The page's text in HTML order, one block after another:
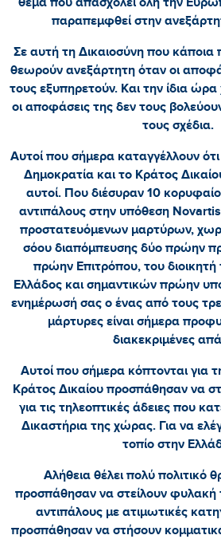
παραπεμφθεί στην
Σε αυτή τη Δικαιοσύνη που κάποια
θεωρούν ανεξάρτητη όταν οι
τους εξυπηρετούν. Και την ίδια
οι αποφάσεις της δεν τους
τους σχέδια.
Αυτοί που σήμερα καταγγέλλουν
Δημοκρατία και το Κράτος
αυτοί. Που διέσυραν 10
αντιπάλους στην υπόθεση
προστατευόμενων μαρτύρων,
σόου διαπόμπευσης δύο πρώην
πρώην Επιτρόπου, του
Ελλάδος και σημαντικών πρώην
ενημέρωσή σας ο ένας από τους
μάρτυρες είναι σήμερα
διακεκριμένες
Αυτοί που σήμερα κόπτονται για
Κράτος Δικαίου προσπάθησαν να
για τις τηλεοπτικές άδειες που
Δικαστήρια της χώρας. Για να
τοπίο στην
Αλήθεια θέλει πολύ πολιτικό
προσπάθησαν να στείλουν φυλακή
αντιπάλους με ατιμωτικές
προσπάθησαν να στήσουν